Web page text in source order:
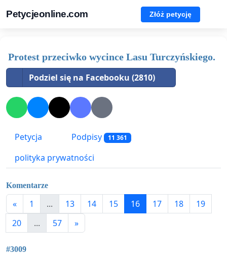
Petycjeonline.com Złóż petycję
Protest przeciwko wycince Lasu Turczyńskiego.
Podziel się na Facebooku (2810)
Petycja Podpisy 11 361
polityka prywatności
Komentarze
« 1 ... 13 14 15 16 17 18
19
20
... 57 »
#3009